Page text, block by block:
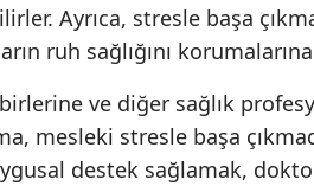
Ayrıca, stresle başa
ruh sağlığını
ve diğer sağlık
mesleki stresle başa
destek sağlamak,